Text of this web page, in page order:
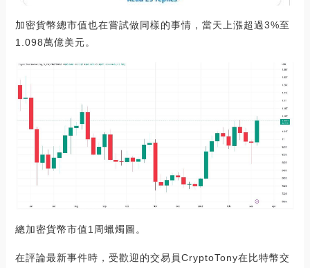
加密貨幣總市值也在嘗試做同樣的事情，當天上漲超過3%至
1.098萬億美元。
總加密貨幣市值1周蠟燭圖。
在評論最新事件時，受歡迎的交易員CryptoTony在比特幣交